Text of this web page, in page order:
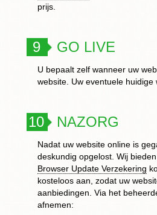
prijs.
9 GO LIVE
U bepaalt zelf wanneer uw
website. Uw eventuele huidige
10 NAZORG
Nadat uw website online is
deskundig opgelost. Wij
Browser Update Verzekering
kosteloos aan, zodat uw
aanbiedingen. Via het
afnemen: